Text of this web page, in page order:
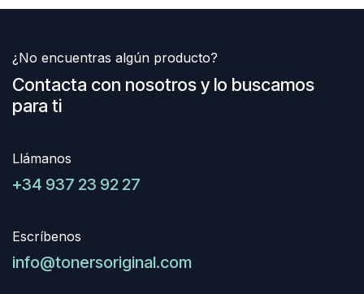
¿No encuentras algún producto?
Contacta con nosotros y lo buscamos
para ti
Llámanos
+34 937 23 92 27
Escríbenos
info@tonersoriginal.com